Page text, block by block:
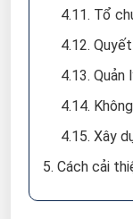
4.11. Tổ
4.12.
4.13. Quản
4.14.
4.15. Xây
5. Cách cải